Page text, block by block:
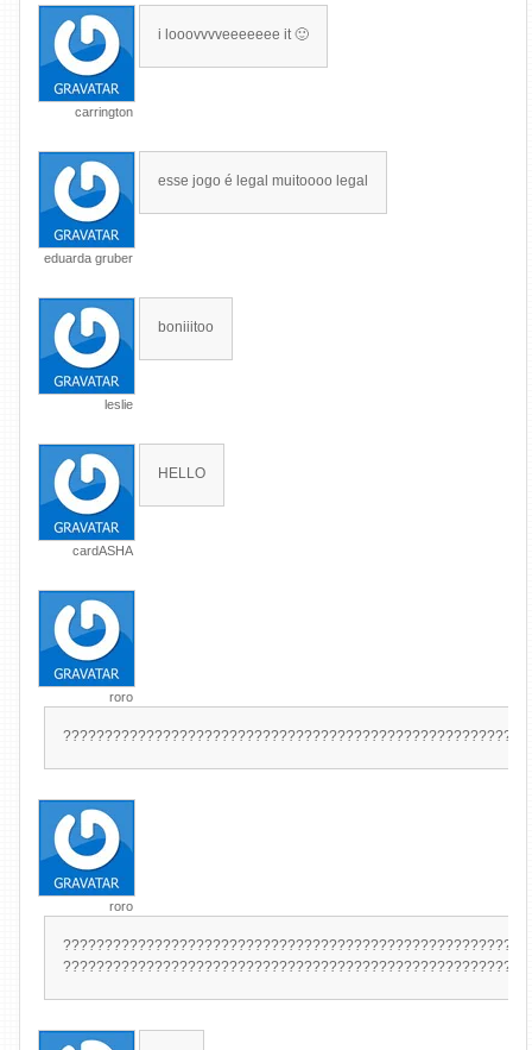
carrington
i looovvvveeeeeee it 🙂
eduarda gruber
esse jogo é legal muitoooo legal
leslie
boniiitoo
cardASHA
HELLO
roro
roro